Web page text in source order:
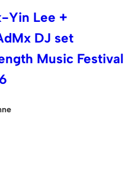
Yin Lee +
DJ set
Music Festival